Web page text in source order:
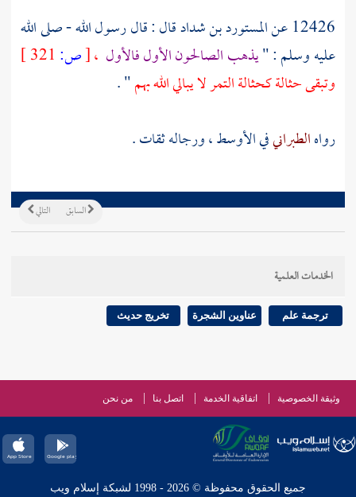
12426 عن
المستورد بن شدادقال : قال رسول الله - صلى الله
عليه وسلم : "يذهب الصالحون الأول فالأول ،[ص:
وتبقى حثالة كحثالة التمر لا يبالي الله بهم" .
رواهالطبرانيفي الأوسط ، ورجاله ثقات .
التالي السابق
الخدمات العلمية
ترجمة علم عناوين الشجرة تخريج حديث
وثيقة الخصوصية اتفاقية الخدمة اتصل بنا من نحن
جميع الحقوق محفوظة © 2026 - 1998 لشبكة إسلام ويب